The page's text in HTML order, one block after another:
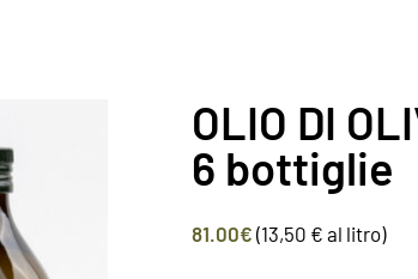
OLIO DI
6 bottiglie
81.00€ (13,50 € al litro)